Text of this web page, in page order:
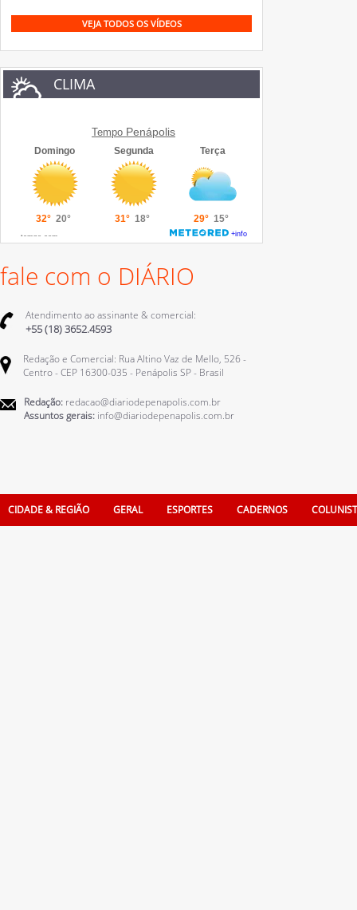
VEJA TODOS OS VÍDEOS
CLIMA
Tempo Penápolis
fale com o DIÁRIO
Atendimento ao assinante & comercial:
+55 (18) 3652.4593
Redação e Comercial: Rua Altino Vaz de Mello, 526 -
Centro - CEP 16300-035 - Penápolis SP - Brasil
Redação: redacao@diariodepenapolis.com.br
Assuntos gerais: info@diariodepenapolis.com.br
CIDADE & REGIÃO GERAL ESPORTES CADERNOS